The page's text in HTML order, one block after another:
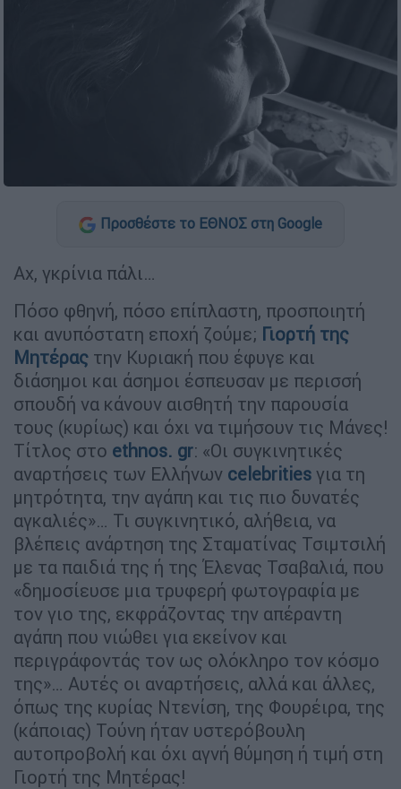
Προσθέστε το ΕΘΝΟΣ στη Google
Αχ, γκρίνια πάλι…
Πόσο φθηνή, πόσο επίπλαστη, προσποιητή
και ανυπόστατη εποχή ζούμε; Γιορτή της
Μητέρας την Κυριακή που έφυγε και
διάσημοι και άσημοι έσπευσαν με περισσή
σπουδή να κάνουν αισθητή την παρουσία
τους (κυρίως) και όχι να τιμήσουν τις Μάνες!
Τίτλος στο ethnos. gr: «Οι συγκινητικές
αναρτήσεις των Ελλήνων celebrities για τη
μητρότητα, την αγάπη και τις πιο δυνατές
αγκαλιές»… Τι συγκινητικό, αλήθεια, να
βλέπεις ανάρτηση της Σταματίνας Τσιμτσιλή
με τα παιδιά της ή της Έλενας Τσαβαλιά, που
«δημοσίευσε μια τρυφερή φωτογραφία με
τον γιο της, εκφράζοντας την απέραντη
αγάπη που νιώθει για εκείνον και
περιγράφοντάς τον ως ολόκληρο τον κόσμο
της»… Αυτές οι αναρτήσεις, αλλά και άλλες,
όπως της κυρίας Ντενίση, της Φουρέιρα, της
(κάποιας) Τούνη ήταν υστερόβουλη
αυτοπροβολή και όχι αγνή θύμηση ή τιμή στη
Γιορτή της Μητέρας!